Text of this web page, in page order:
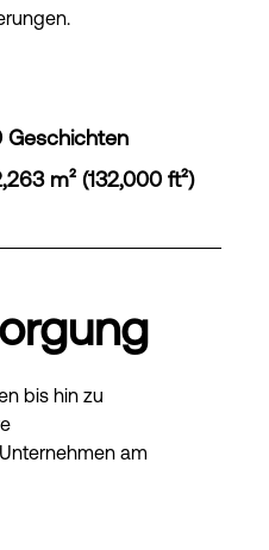
Geschichten
m² (132,000 ft²)
bis hin zu
am